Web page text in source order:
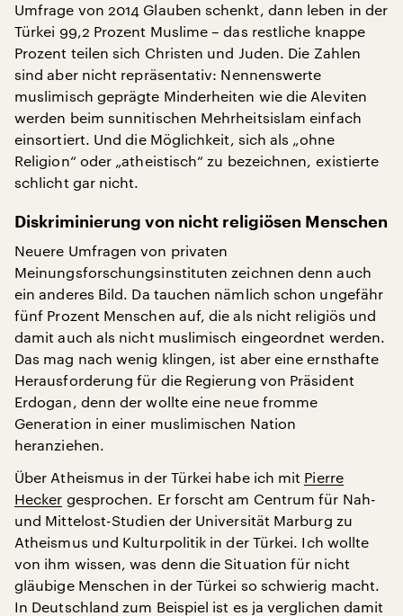
Umfrage von 2014 Glauben schenkt, dann leben in der
Türkei 99,2 Prozent Muslime – das restliche knappe
Prozent teilen sich Christen und Juden. Die Zahlen
sind aber nicht repräsentativ: Nennenswerte
muslimisch geprägte Minderheiten wie die Aleviten
werden beim sunnitischen Mehrheitsislam einfach
einsortiert. Und die Möglichkeit, sich als „ohne
Religion“ oder „atheistisch“ zu bezeichnen, existierte
schlicht gar nicht.
Diskriminierung von nicht religiösen Menschen
Neuere Umfragen von privaten
Meinungsforschungsinstituten zeichnen denn auch
ein anderes Bild. Da tauchen nämlich schon ungefähr
fünf Prozent Menschen auf, die als nicht religiös und
damit auch als nicht muslimisch eingeordnet werden.
Das mag nach wenig klingen, ist aber eine ernsthafte
Herausforderung für die Regierung von Präsident
Erdogan, denn der wollte eine neue fromme
Generation in einer muslimischen Nation
heranziehen.
Über Atheismus in der Türkei habe ich mit Pierre
Hecker gesprochen. Er forscht am Centrum für Nah-
und Mittelost-Studien der Universität Marburg zu
Atheismus und Kulturpolitik in der Türkei. Ich wollte
von ihm wissen, was denn die Situation für nicht
gläubige Menschen in der Türkei so schwierig macht.
In Deutschland zum Beispiel ist es ja verglichen damit